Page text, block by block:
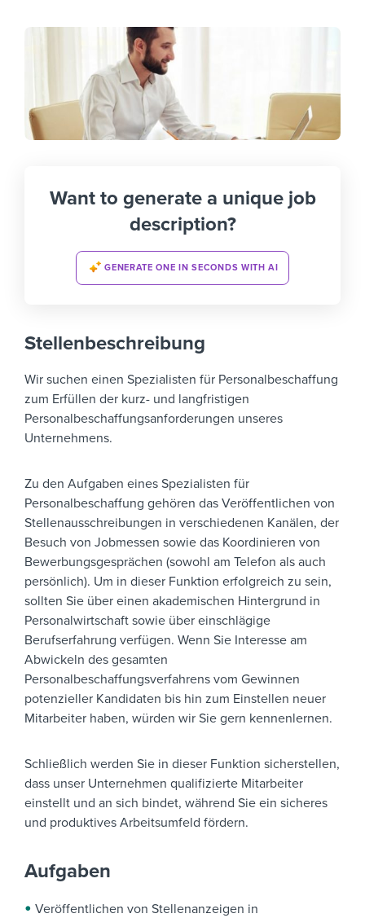
Want to generate a unique job
description?
GENERATE ONE IN SECONDS WITH AI
Stellenbeschreibung
Wir suchen einen Spezialisten für Personalbeschaffung
zum Erfüllen der kurz- und langfristigen
Personalbeschaffungsanforderungen unseres
Unternehmens.
Zu den Aufgaben eines Spezialisten für
Personalbeschaffung gehören das Veröffentlichen von
Stellenausschreibungen in verschiedenen Kanälen, der
Besuch von Jobmessen sowie das Koordinieren von
Bewerbungsgesprächen (sowohl am Telefon als auch
persönlich). Um in dieser Funktion erfolgreich zu sein,
sollten Sie über einen akademischen Hintergrund in
Personalwirtschaft sowie über einschlägige
Berufserfahrung verfügen. Wenn Sie Interesse am
Abwickeln des gesamten
Personalbeschaffungsverfahrens vom Gewinnen
potenzieller Kandidaten bis hin zum Einstellen neuer
Mitarbeiter haben, würden wir Sie gern kennenlernen.
Schließlich werden Sie in dieser Funktion sicherstellen,
dass unser Unternehmen qualifizierte Mitarbeiter
einstellt und an sich bindet, während Sie ein sicheres
und produktives Arbeitsumfeld fördern.
Aufgaben
Veröffentlichen von Stellenanzeigen in